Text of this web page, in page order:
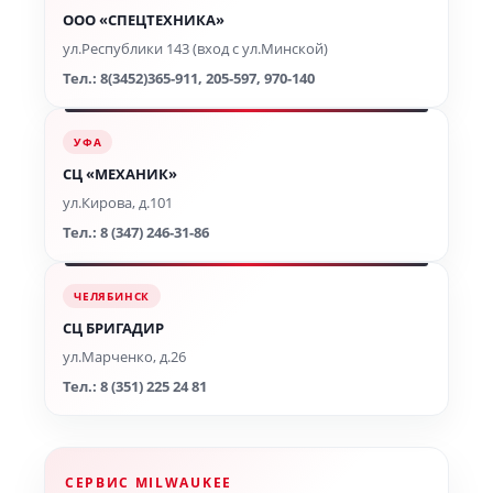
ООО «СПЕЦТЕХНИКА»
ул.Республики 143 (вход с ул.Минской)
Тел.: 8(3452)365-911, 205-597, 970-140
УФА
СЦ «МЕХАНИК»
ул.Кирова, д.101
Тел.: 8 (347) 246-31-86
ЧЕЛЯБИНСК
СЦ БРИГАДИР
ул.Марченко, д.26
Тел.: 8 (351) 225 24 81
СЕРВИС MILWAUKEE